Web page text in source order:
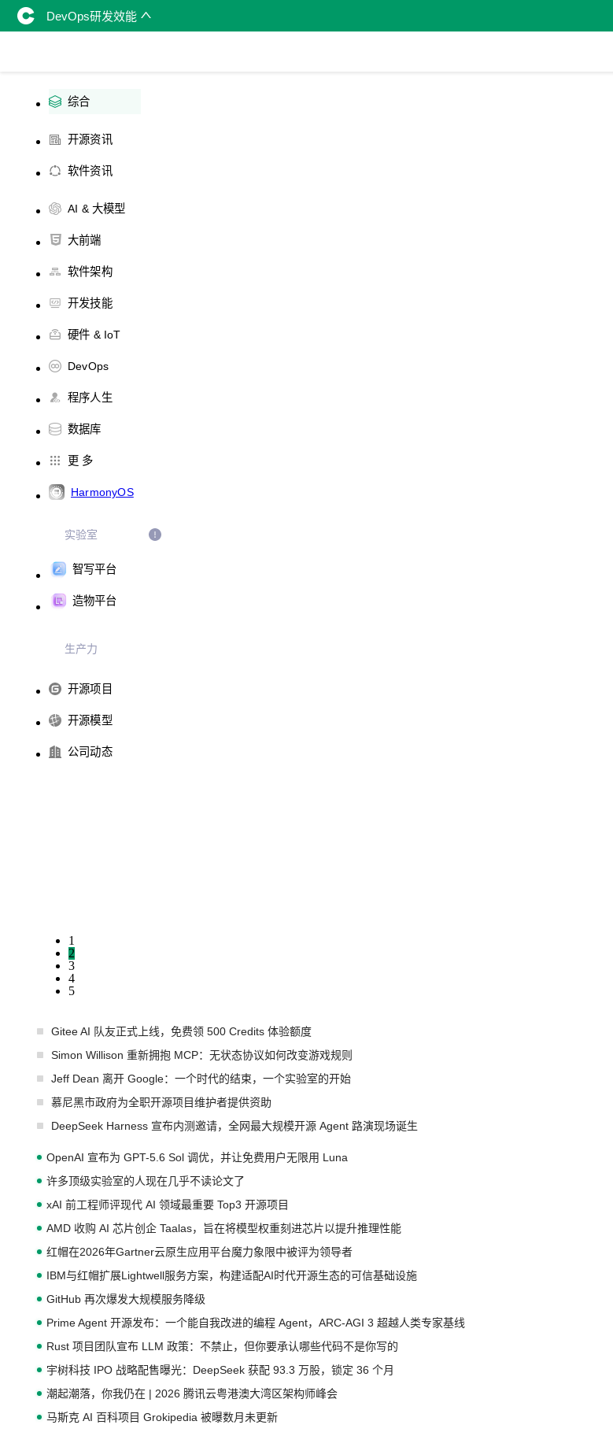
DevOps研发效能
综合
开源资讯
软件资讯
AI & 大模型
大前端
软件架构
开发技能
硬件 & IoT
DevOps
程序人生
数据库
更 多
HarmonyOS
实验室
智写平台
造物平台
生产力
开源项目
开源模型
公司动态
1
2
3
4
5
Gitee AI 队友正式上线，免费领 500 Credits 体验额度
Simon Willison 重新拥抱 MCP：无状态协议如何改变游戏规则
Jeff Dean 离开 Google：一个时代的结束，一个实验室的开始
慕尼黑市政府为全职开源项目维护者提供资助
DeepSeek Harness 宣布内测邀请，全网最大规模开源 Agent 路演现场诞生
OpenAI 宣布为 GPT-5.6 Sol 调优，并让免费用户无限用 Luna
许多顶级实验室的人现在几乎不读论文了
xAI 前工程师评现代 AI 领域最重要 Top3 开源项目
AMD 收购 AI 芯片创企 Taalas，旨在将模型权重刻进芯片以提升推理性能
红帽在2026年Gartner云原生应用平台魔力象限中被评为领导者
IBM与红帽扩展Lightwell服务方案，构建适配AI时代开源生态的可信基础设施
GitHub 再次爆发大规模服务降级
Prime Agent 开源发布：一个能自我改进的编程 Agent，ARC-AGI 3 超越人类专家基线
Rust 项目团队宣布 LLM 政策：不禁止，但你要承认哪些代码不是你写的
宇树科技 IPO 战略配售曝光：DeepSeek 获配 93.3 万股，锁定 36 个月
潮起潮落，你我仍在 | 2026 腾讯云粤港澳大湾区架构师峰会
马斯克 AI 百科项目 Grokipedia 被曝数月未更新